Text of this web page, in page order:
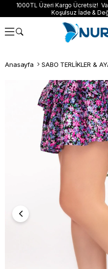
1000TL Üzeri Kargo Ücretsiz!
Koşulsuz İade &
Anasayfa SABO TERLİKLER &